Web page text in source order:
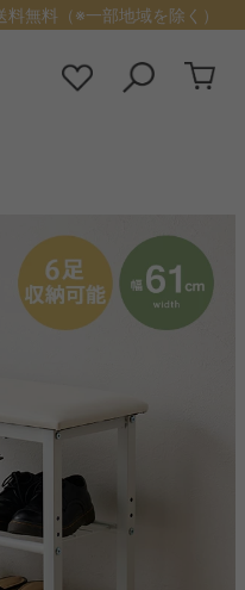
無料（※一部地域を除く）